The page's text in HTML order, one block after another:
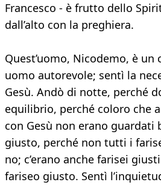
Francesco - è frutto dello
dall’alto con la preghiera.
Quest’uomo, Nicodemo, è un
uomo autorevole; sentì la
Gesù. Andò di notte, perché
equilibrio, perché coloro che
con Gesù non erano guardati
giusto, perché non tutti i
no; c’erano anche farisei
fariseo giusto. Sentì